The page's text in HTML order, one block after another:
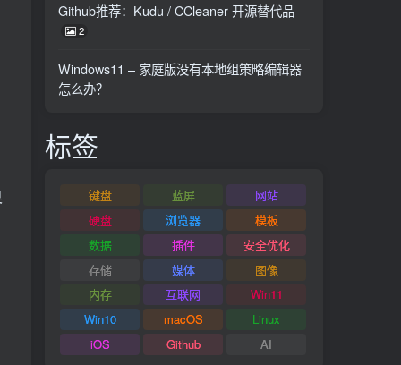
Github推荐：Kudu / CCleaner 开源替代品
2
Windows11 – 家庭版没有本地组策略编辑器
怎么办？
标签
键盘 蓝屏
网站
硬盘
浏览器
模板
数据
插件
安全优化
存储
媒体
图像
内存
互联网
Win11
Win10
macOS
Linux
iOS
Github AI